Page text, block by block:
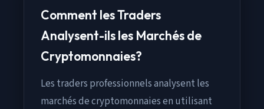
Comment les Traders
Analysent-ils les Marchés de
Cryptomonnaies?
Les traders professionnels analysent les
marchés de cryptomonnaies en utilisant